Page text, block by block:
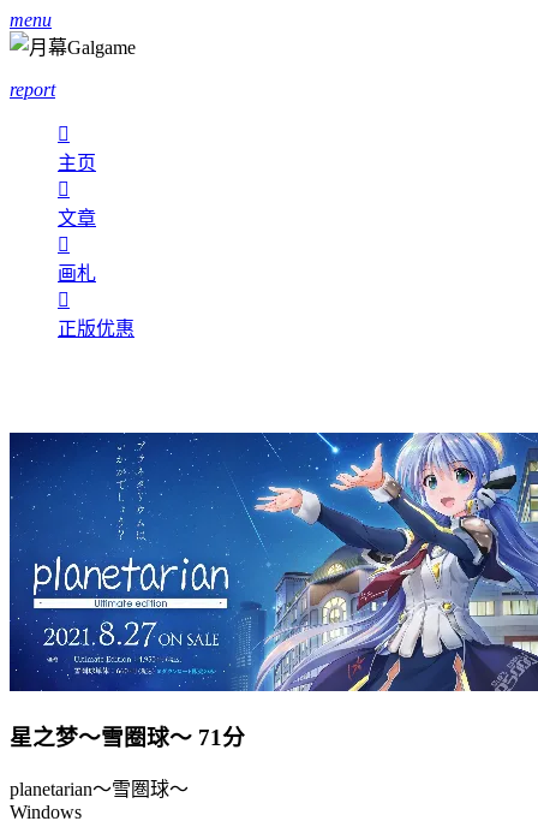
menu
report

主页

文章

画札

正版优惠
星之梦～雪圈球～ 71分
planetarian～雪圏球～
Windows